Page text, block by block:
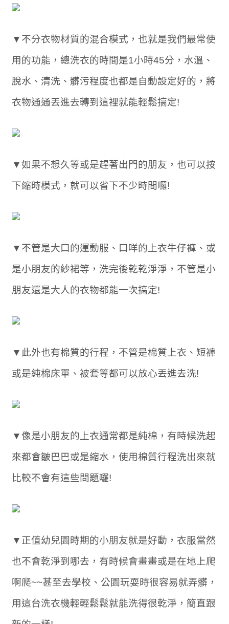
▼不分衣物材質的混合模式，也就是我們最常使
用的功能，總洗衣的時間是1小時45分，水溫、
脫水、清洗、髒污程度也都是自動設定好的，將
衣物通通丟進去轉到這裡就能輕鬆搞定!
▼如果不想久等或是趕著出門的朋友，也可以按
下縮時模式，就可以省下不少時間囉!
▼不管是大口的運動服、口咩的上衣牛仔褲、或
是小朋友的紗裙等，洗完後乾乾淨淨，不管是小
朋友還是大人的衣物都能一次搞定!
▼此外也有棉質的行程，不管是棉質上衣、短褲
或是純棉床單、被套等都可以放心丟進去洗!
▼像是小朋友的上衣通常都是純棉，有時候洗起
來都會皺巴巴或是縮水，使用棉質行程洗出來就
比較不會有這些問題囉!
▼正值幼兒園時期的小朋友就是好動，衣服當然
也不會乾淨到哪去，有時候會畫畫或是在地上爬
啊爬~~甚至去學校、公園玩耍時很容易就弄髒，
用這台洗衣機輕輕鬆鬆就能洗得很乾淨，簡直跟